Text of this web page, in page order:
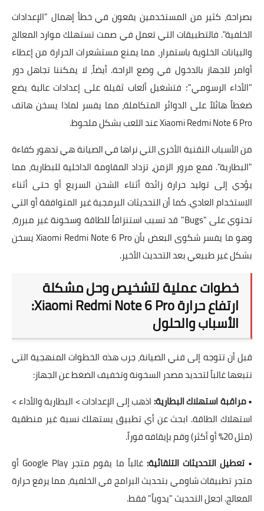
بصراحة، كثير من المستخدمين يقعون في خطأ إهمال "الإعدادات
الخلفية". فالتطبيقات التي تعمل في صمت تستهلك موارد المعالج
والبيانات الخلوية باستمرار، مما يمنع مستشعرات الحرارة من إعطاء
أوامر للجهاز بالدخول في وضع الراحة. أيضاً، لا يمكننا تجاهل دور
"الأداء الرسومي"؛ فتشغيل ألعاب ثقيلة على إعدادات عالية يضع
ضغطاً هائلاً على الدوائر المتكاملة، مما يفسر لماذا يسخن هاتف
Xiaomi Redmi Note 6 Pro عند اللعب بشكل ملحوظ.
من الأسباب التقنية الأخرى التي نراها في الصيانة هي تدهور كفاءة
"البطارية". فمع مرور الزمن، تزداد المقاومة الداخلية للبطارية، مما
يؤدي إلى توليد حرارة زائدة أثناء الشحن السريع أو حتى أثناء
الاستخدام العادي. كما أن التحديثات البرمجية غير المتوافقة أو التي
تحتوي على "Bugs" قد تسبب استنزافاً للطاقة وسخونة غير مبررة،
وهو ما يفسر شكوى البعض بأن Xiaomi Redmi Note 6 Pro يسخن
بشكل غير طبيعي بعد التحديث الأخير.
خطوات عملية لتشخيص وحل مشكلة
ارتفاع حرارة Xiaomi Redmi Note 6 Pro:
الأسباب والحلول
قبل أن تتوجه إلى فني الصيانة، جرب هذه الخطوات المنهجية التي
نتبعها غالباً لتحديد مصدر السخونة وتخفيف الضغط عن الجهاز:
•مراقبة استهلاك البطارية: اذهب إلى الإعدادات > البطارية والأداء >
استهلاك الطاقة. ابحث عن أي تطبيق يستهلك نسبة غير منطقية
(مثل 20% أو أكثر) وقم بإيقافه فوراً.
•تعطيل التحديثات التلقائية:
غالباً ما يقوم متجر Google Play أو
متجر تطبيقات شاومي بتحديث البرامج في الخلفية، مما يرفع حرارة
المعالج. اجعل التحديث "يدوياً" فقط.